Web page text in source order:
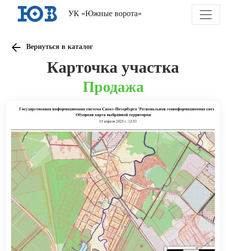
УК «Южные ворота»
Вернуться в каталог
Карточка участка
Продажа